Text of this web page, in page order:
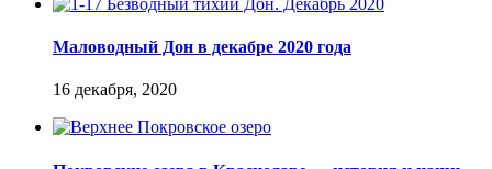
Маловодный Дон в декабре 2020 года